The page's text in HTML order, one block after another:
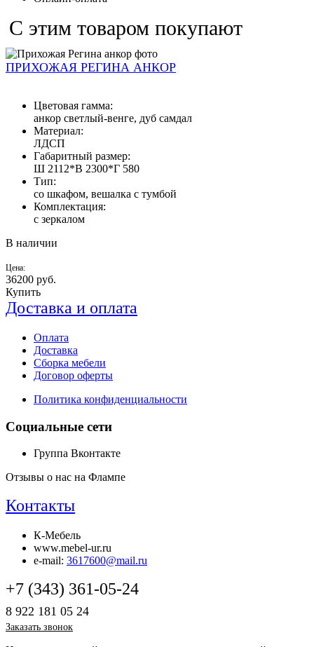
С этим товаром покупают
ПРИХОЖАЯ РЕГИНА АНКОР
Цветовая гамма:
анкор светлый-венге, дуб самдал
Материал:
ЛДСП
Габаритный размер:
Ш 2112*В 2300*Г 580
Тип:
со шкафом, вешалка с тумбой
Комплектация:
с зеркалом
В наличии
Цена:
36200 руб.
Купить
Доставка и оплата
Оплата
Доставка
Сборка мебели
Договор оферты
Политика конфиденциальности
Социальные сети
Группа Вконтакте
Отзывы о нас на Флампе
Контакты
К-Мебель
www.mebel-ur.ru
e-mail: 3617600@mail.ru
+7 (343) 361-05-24
8 922 181 05 24
Заказать звонок